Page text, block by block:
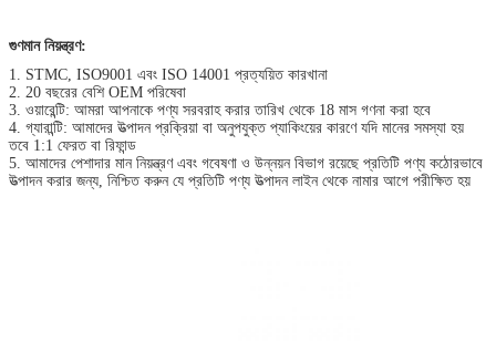
গুণমান নিয়ন্ত্রণ:
1. STMC, ISO9001 এবং ISO 14001 প্রত্যয়িত কারখানা
2. 20 বছরের বেশি OEM পরিষেবা
3. ওয়ারেন্টি: আমরা আপনাকে পণ্য সরবরাহ করার তারিখ থেকে 18 মাস গণনা করা হবে
4. গ্যারান্টি: আমাদের উত্পাদন প্রক্রিয়া বা অনুপযুক্ত প্যাকিংয়ের কারণে যদি মানের সমস্যা হয়
তবে 1:1 ফেরত বা রিফান্ড
5. আমাদের পেশাদার মান নিয়ন্ত্রণ এবং গবেষণা ও উন্নয়ন বিভাগ রয়েছে প্রতিটি পণ্য কঠোরভাবে
উত্পাদন করার জন্য, নিশ্চিত করুন যে প্রতিটি পণ্য উত্পাদন লাইন থেকে নামার আগে পরীক্ষিত হয়